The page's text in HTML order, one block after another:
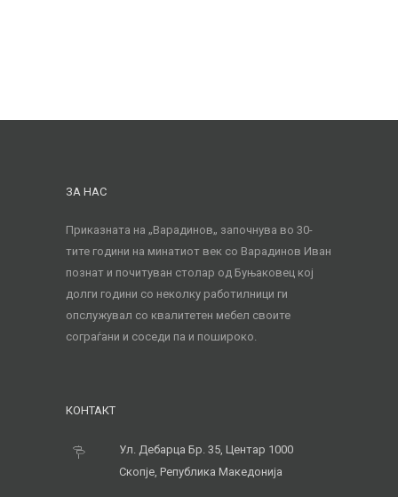
ЗА НАС
Приказната на „Варадинов„ започнува во 30-
тите години на минатиот век со Варадинов Иван
познат и почитуван столар од Буњаковец кој
долги години со неколку работилници ги
опслужувал со квалитетен мебел своите
сограѓани и соседи па и пошироко.
КОНТАКТ
Ул. Дебарца Бр. 35, Центар 1000
Скопје, Република Македонија